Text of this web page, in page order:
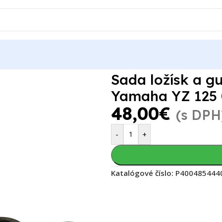
Sada ložísk a
Yamaha YZ 125
48,00€ (s
- +
Katalógové číslo: